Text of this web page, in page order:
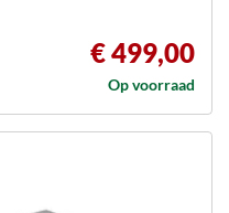
€ 499,00
Op voorraad